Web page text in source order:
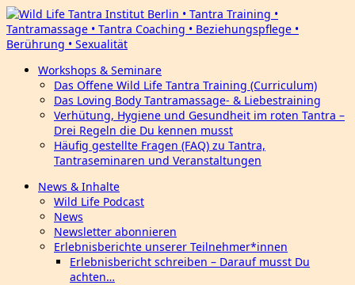
Workshops & Seminare
Das Offene Wild Life Tantra Training (Curriculum)
Das Loving Body Tantramassage- & Liebestraining
Verhütung, Hygiene und Gesundheit im roten Tantra –
Drei Regeln die Du kennen musst
Häufig gestellte Fragen (FAQ) zu Tantra,
Tantraseminaren und Veranstaltungen
News & Inhalte
Wild Life Podcast
News
Newsletter abonnieren
Erlebnisberichte unserer Teilnehmer*innen
Erlebnisbericht schreiben – Darauf musst Du
achten…